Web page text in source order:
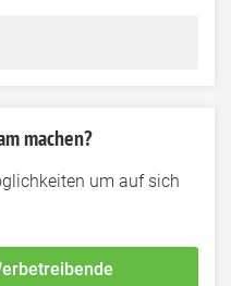
machen?
um auf sich